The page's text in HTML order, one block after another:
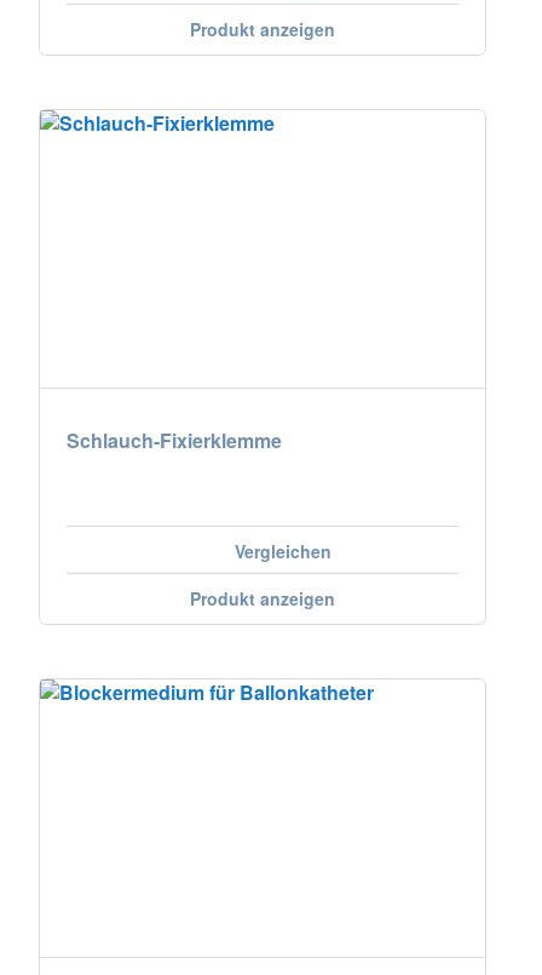
Produkt anzeigen
Schlauch-Fixierklemme
Vergleichen
Produkt anzeigen